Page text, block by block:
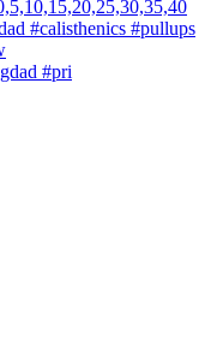
#pri